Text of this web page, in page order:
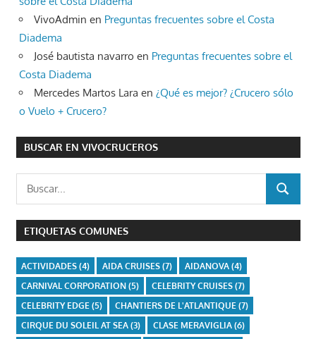
VivoAdmin en Preguntas frecuentes sobre el Costa
Diadema
José bautista navarro en Preguntas frecuentes sobre el
Costa Diadema
Mercedes Martos Lara en ¿Qué es mejor? ¿Crucero sólo
o Vuelo + Crucero?
BUSCAR EN VIVOCRUCEROS
Buscar:
BUSCAR
ETIQUETAS COMUNES
ACTIVIDADES(4) AIDA CRUISES(7) AIDANOVA(4)
CARNIVAL CORPORATION(5) CELEBRITY CRUISES(7)
CELEBRITY EDGE (5) CHANTIERS DE L'ATLANTIQUE (7)
CIRQUE DU SOLEIL AT SEA(3) CLASE MERAVIGLIA(6)